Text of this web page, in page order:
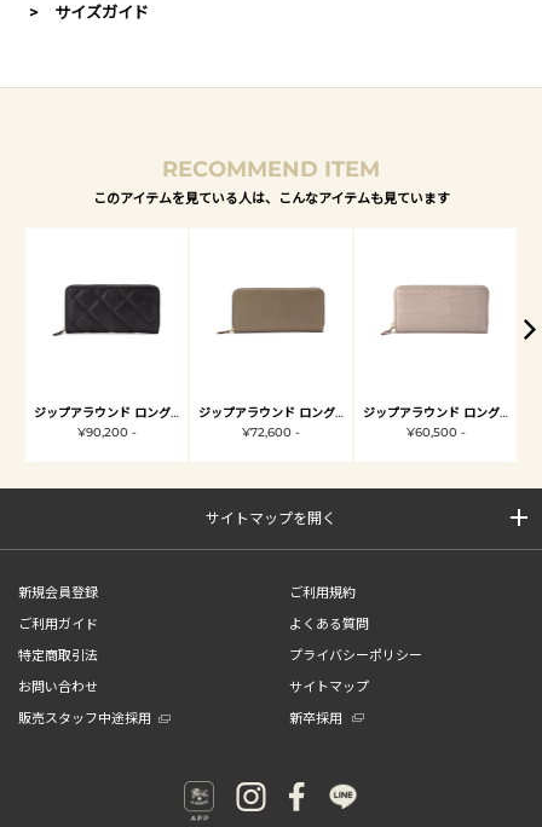
> サイズガイド
RECOMMEND ITEM
このアイテムを見ている人は、こんなアイテムも見ています
ジップアラウンド ロングウォレット
¥90,200 -
ジップアラウンド ロングウォレット
¥72,600 -
ジップアラウンド ロングウォレット
¥60,500 -
サイトマップを開く
新規会員登録
ご利用規約
ご利用ガイド
よくある質問
特定商取引法
プライバシーポリシー
お問い合わせ
サイトマップ
販売スタッフ中途採用
新卒採用